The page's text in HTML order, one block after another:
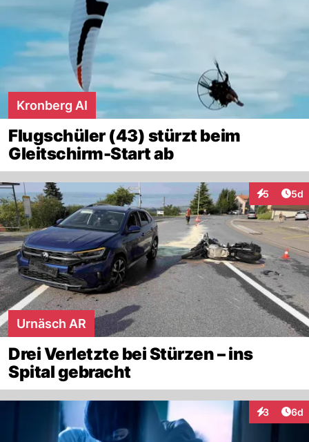
Kronberg AI
Flugschüler (43) stürzt beim
Gleitschirm-Start ab
5 5d
Urnäsch AR
Drei Verletzte bei Stürzen – ins
Spital gebracht
3 6d